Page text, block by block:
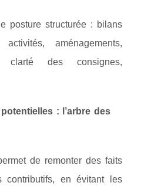
posture structurée : bilans
aménagements,
clarté des consignes,
: l’arbre des
de remonter des faits
contributifs, en évitant les